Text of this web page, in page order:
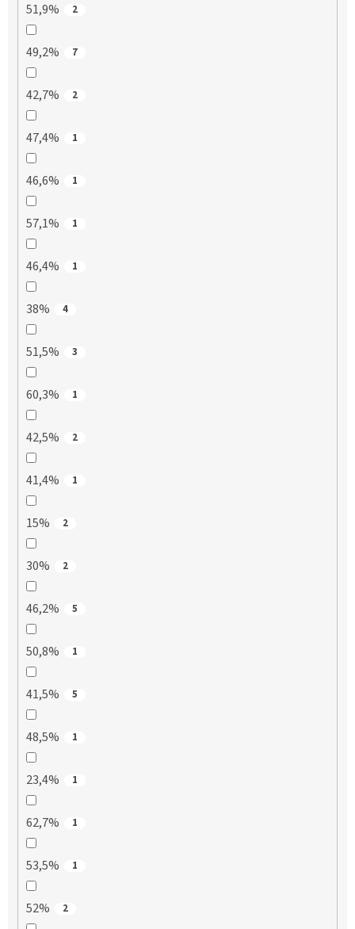
51,9% 2
49,2% 7
42,7% 2
47,4% 1
46,6% 1
57,1% 1
46,4% 1
38% 4
51,5% 3
60,3% 1
42,5% 2
41,4% 1
15% 2
30% 2
46,2% 5
50,8% 1
41,5% 5
48,5% 1
23,4% 1
62,7% 1
53,5% 1
52% 2